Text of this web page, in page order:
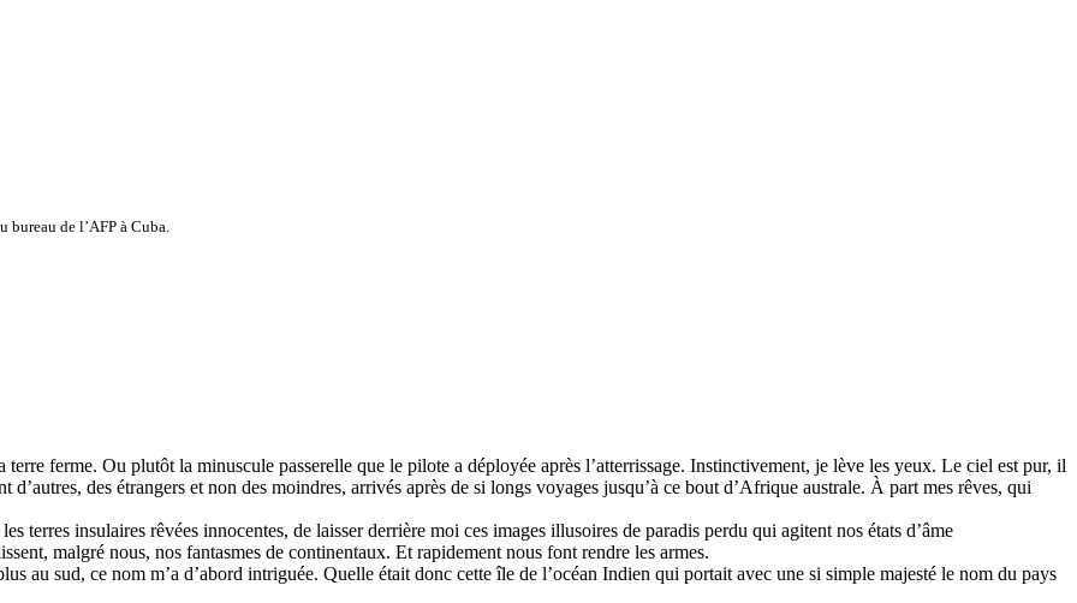
de l’AFP à Cuba.
ferme. Ou plutôt la minuscule passerelle que le pilote a déployée après l’atterrissage. Instinctivement, je lève les yeux. Le ciel est pur, il
des étrangers et non des moindres, arrivés après de si longs voyages jusqu’à ce bout d’Afrique australe. À part mes rêves, qui
terres insulaires rêvées innocentes, de laisser derrière moi ces images illusoires de paradis perdu qui agitent nos états d’âme
malgré nous, nos fantasmes de continentaux. Et rapidement nous font rendre les armes.
au sud, ce nom m’a d’abord intriguée. Quelle était donc cette île de l’océan Indien qui portait avec une si simple majesté le nom du pays